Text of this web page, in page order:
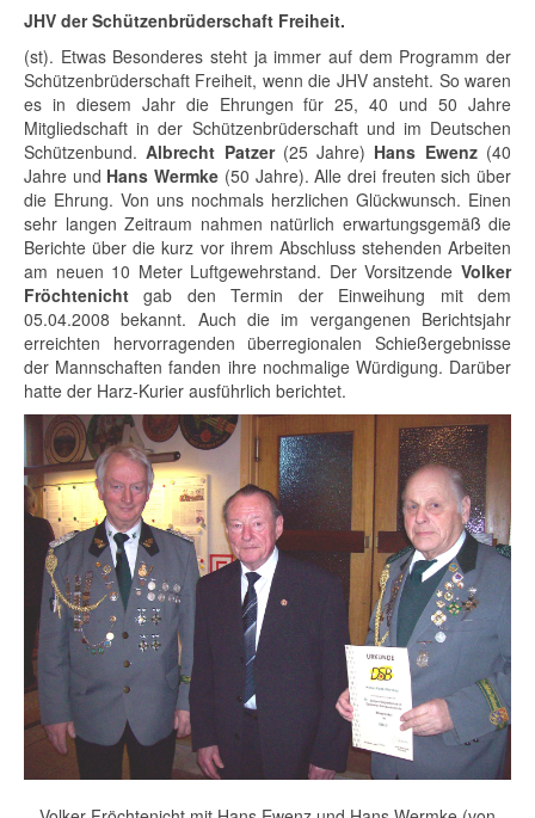
JHV der Schützenbrüderschaft Freiheit.
(st). Etwas Besonderes steht ja immer auf dem Programm der
Schützenbrüderschaft Freiheit, wenn die JHV ansteht. So waren
es in diesem Jahr die Ehrungen für 25, 40 und 50 Jahre
Mitgliedschaft in der Schützenbrüderschaft und im Deutschen
Schützenbund.Albrecht Patzer(25 Jahre) Hans Ewenz(40
Jahre und Hans Wermke (50 Jahre). Alle drei freuten sich über
die Ehrung. Von uns nochmals herzlichen Glückwunsch. Einen
sehr langen Zeitraum nahmen natürlich erwartungsgemäß die
Berichte über die kurz vor ihrem Abschluss stehenden Arbeiten
am neuen 10 Meter Luftgewehrstand. Der Vorsitzende Volker
Fröchtenicht gab den Termin der Einweihung mit dem
05.04.2008 bekannt. Auch die im vergangenen Berichtsjahr
erreichten hervorragenden überregionalen Schießergebnisse
der Mannschaften fanden ihre nochmalige Würdigung. Darüber
hatte der Harz-Kurier ausführlich berichtet.